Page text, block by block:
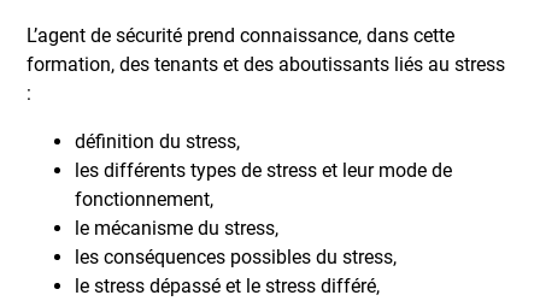
L’agent de sécurité prend connaissance, dans cette
formation, des tenants et des aboutissants liés au stress
:
définition du stress,
les différents types de stress et leur mode de
fonctionnement,
le mécanisme du stress,
les conséquences possibles du stress,
le stress dépassé et le stress différé,